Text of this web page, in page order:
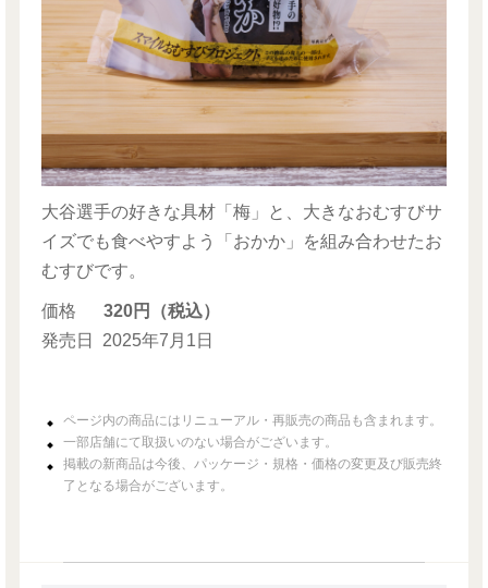
大谷選手の好きな具材「梅」と、大きなおむすびサ
イズでも食べやすよう「おかか」を組み合わせたお
むすびです。
価格
320円（税込）
発売日
2025年7月1日
ページ内の商品にはリニューアル・再販売の商品も含まれます。
一部店舗にて取扱いのない場合がございます。
掲載の新商品は今後、パッケージ・規格・価格の変更及び販売終
了となる場合がございます。